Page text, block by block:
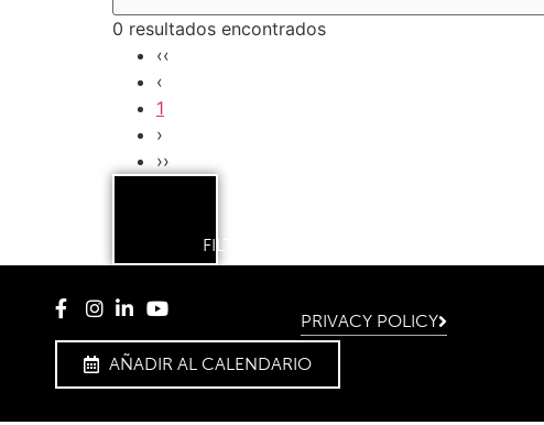
0 resultados encontrados
‹‹
‹
1
›
››
FILTERS
AÑADIR AL CALENDARIO
PRIVACY POLICY